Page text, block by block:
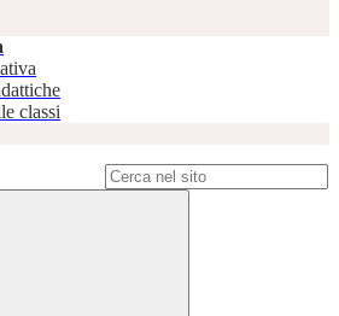
classi